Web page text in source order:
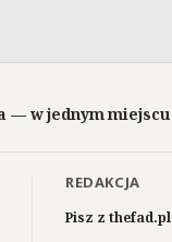
— w jednym miejscu
REDAKCJA
Pisz z thefad.pl